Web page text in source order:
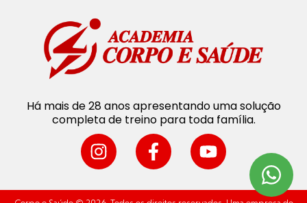
Há mais de 28 anos apresentando uma solução
completa de treino para toda família.